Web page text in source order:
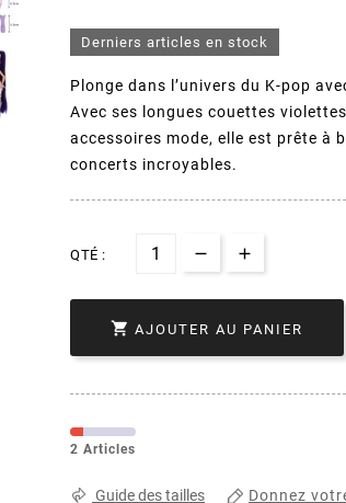
Derniers articles en stock
Plonge dans l’univers du K-pop
Avec ses longues couettes
accessoires mode, elle est prête à
concerts incroyables.
QTÉ :
 AJOUTER AU PANIER
2 Articles
Guide des tailles Donnez